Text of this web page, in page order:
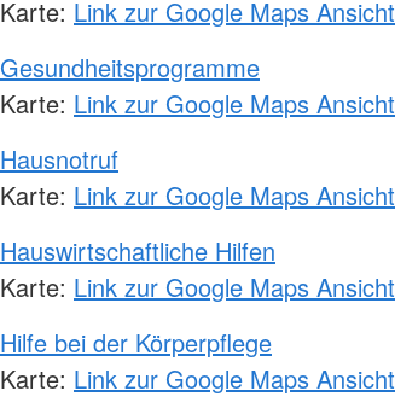
Karte: Link zur Google Maps Ansicht
Gesundheitsprogramme
Karte: Link zur Google Maps Ansicht
Hausnotruf
Karte: Link zur Google Maps Ansicht
Hauswirtschaftliche Hilfen
Karte: Link zur Google Maps Ansicht
Hilfe bei der Körperpflege
Karte: Link zur Google Maps Ansicht